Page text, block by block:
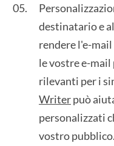
destinatario e
rendere l'e-
le vostre e-
rilevanti per i
Writerpuò
personalizzati
vostro pubblico.